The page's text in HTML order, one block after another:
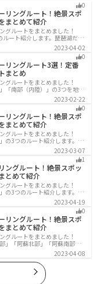
0
リングルート！絶景スポ
まとめて紹介
グルートをまとめました！
ルート紹介します。琵琶湖だけ
ェイなどの山を楽しめるスポ
クで滋賀県にツーリングに行
2023-04-02
0
リングルート3選！定番
まとめ
グルートをまとめました！
「南部（内陸）」の3つを地域
都圏からのアクセスも良く、
のでツーリングには最適な場
2023-02-22
0
リングルート！絶景スポ
まとめて紹介
グルートをまとめました！
の3つのルート紹介します。歴
り、自然豊かや山々、グルメ
きます。バイクで奈良県にツ
してください。
2023-03-07
1
ングルート！絶景スポッ
とめて紹介
グルートをまとめました！
の3つのルート紹介します。自
が点在し、四季折々の景色を
ります。バイクで秋田県にツ
してください。
2023-04-19
0
リングルート！絶景スポ
まとめて紹介
グルートをまとめました！
」「阿蘇北部」「阿蘇南部」
阿蘇山や天草諸島をはじめと
や水前寺成趣園など歴史ある
様々な楽しみ方ができます。
グに行く際は参考にしてくだ
2023-04-08